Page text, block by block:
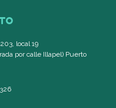
local 19
por calle Illapel) Puerto